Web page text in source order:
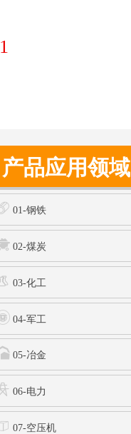
产品应用领域
01-钢铁
02-煤炭
03-化工
04-军工
05-冶金
06-电力
07-空压机